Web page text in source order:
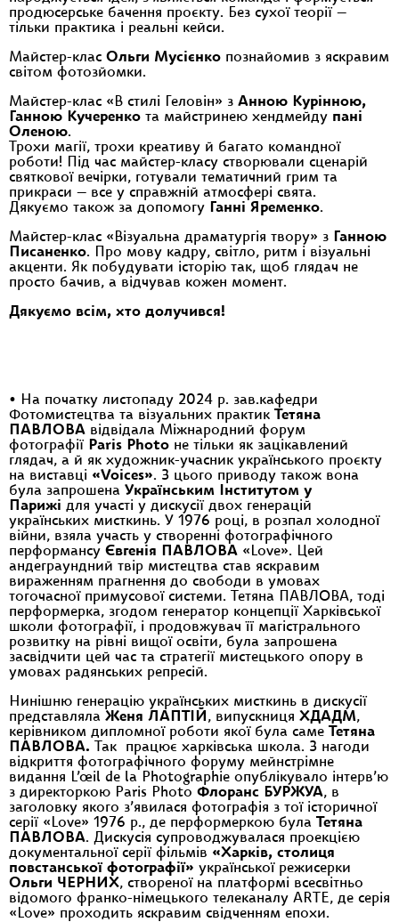
продюсерське бачення проєкту. Без сухої теорії —
тільки практика і реальні кейси.
Майстер-клас Ольги Мусієнко познайомив з яскравим
світом фотозйомки.
Майстер-клас «В стилі Геловін» з Анною Курінною,
Ганною Кучеренко та майстринею хендмейду пані
Оленою.
Трохи магії, трохи креативу й багато командної
роботи! Під час майстер-класу створювали сценарій
святкової вечірки, готували тематичний грим та
прикраси — все у справжній атмосфері свята.
Дякуємо також за допомогу
Ганні Яременко.
Майстер-клас «Візуальна драматургія твору» з
Ганною
Писаненко. Про мову кадру, світло, ритм і візуальні
акценти. Як побудувати історію так, щоб глядач не
просто бачив, а відчував кожен момент.
Дякуємо всім, хто долучився!
• На початку листопаду 2024 р. зав.кафедри
Фотомистецтва та візуальних практик
Тетяна
ПАВЛОВА відвідала Міжнародний форум
фотографії Paris Photo не тільки як зацікавлений
глядач, а й як художник-учасник українського проєкту
на виставці «Voices». З цього приводу також вона
була запрошена Українським Інститутом у
Парижі для участі у дискусії двох генерацій
українських мисткинь. У 1976 році, в розпал холодної
війни, взяла участь у створенні фотографічного
перформансу Євгенія ПАВЛОВА «Love». Цей
андеграундний твір мистецтва став яскравим
вираженням прагнення до свободи в умовах
тогочасної примусової системи. Тетяна ПАВЛОВА, тоді
перформерка, згодом генератор концепції Харківської
школи фотографії, і продовжувач її магістрального
розвитку на рівні вищої освіти, була запрошена
засвідчити цей час та стратегії мистецького опору в
умовах радянських репресій.
Нинішню генерацію українських мисткинь в дискусії
представляла Женя ЛАПТІЙ , випускниця ХДАДМ,
керівником дипломної роботи якої була саме
Тетяна
ПАВЛОВА. Так працює харківська школа. З нагоди
відкриття фотографічного форуму мейнстрімне
видання L’œil de la Photographie опублікувало інтерв’ю
з директоркою Paris Photo Флоранс БУРЖУА, в
заголовку якого з’явилася фотографія з тої історичної
серії «Love» 1976 р., де перформеркою була
Тетяна
ПАВЛОВА. Дискусія супроводжувалася проекцією
документальної серії фільмів «Харків, столиця
повстанської фотографії» української режисерки
Ольги ЧЕРНИХ, створеної на платформі всесвітньо
відомого франко-німецького телеканалу ARTE, де серія
«Love» проходить яскравим свідченням епохи.